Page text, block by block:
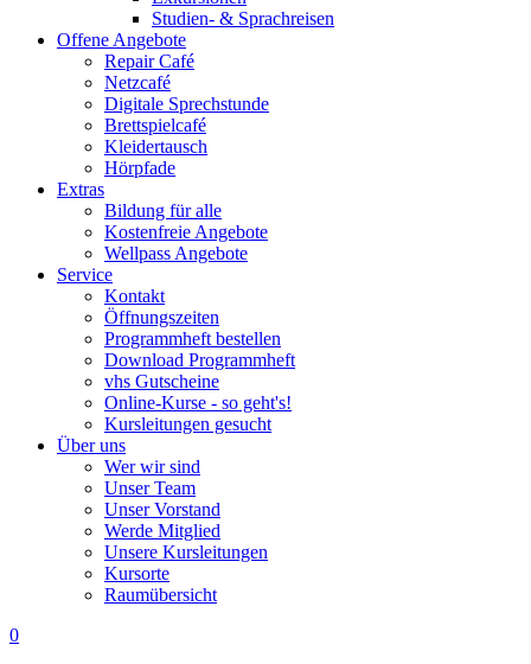
Studien- & Sprachreisen
Offene Angebote
Repair Café
Netzcafé
Digitale Sprechstunde
Brettspielcafé
Kleidertausch
Hörpfade
Extras
Bildung für alle
Kostenfreie Angebote
Wellpass Angebote
Service
Kontakt
Öffnungszeiten
Programmheft bestellen
Download Programmheft
vhs Gutscheine
Online-Kurse - so geht's!
Kursleitungen gesucht
Über uns
Wer wir sind
Unser Team
Unser Vorstand
Werde Mitglied
Unsere Kursleitungen
Kursorte
Raumübersicht
0